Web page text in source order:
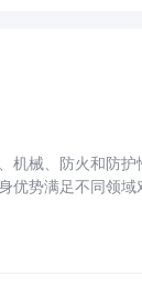
机械、防火和防护
优势满足不同领域